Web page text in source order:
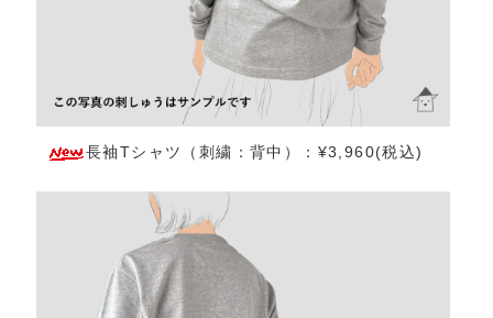
長袖Tシャツ（刺繍：背中）：¥3,960(税込)